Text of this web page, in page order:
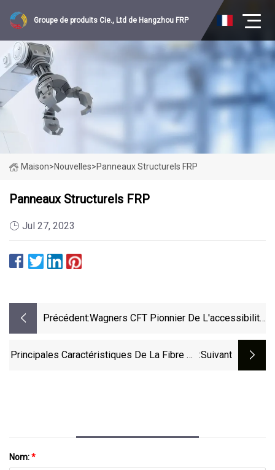
Groupe de produits Cie., Ltd de Hangzhou FRP
Maison>Nouvelles>Panneaux Structurels FRP
Panneaux Structurels FRP
Jul 27, 2023
Précédent:Wagners CFT Pionnier De L'accessibilité
Lancement De La Jetée De Pêche Du
Principales Caractéristiques De La Fibre De :suivant
Nom:*